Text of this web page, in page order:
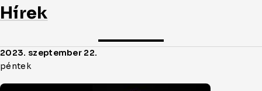
Hírek
Oldal
cikkjeinek
listája
2023. szeptember 22.
péntek